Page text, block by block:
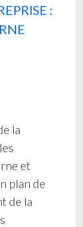
RISQUES
ET DES
QUALITE
DE
:
la
et
plan de
de la